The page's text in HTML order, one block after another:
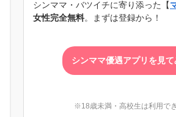
シンママ・バツイチに寄り添った【
女性完全無料。まずは登録から！
シンママ優遇アプリを見て
※18歳未満・高校生は利用で